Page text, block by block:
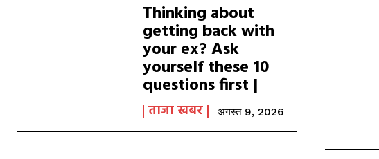
Thinking about
getting back with
your ex? Ask
yourself these 10
questions first |
ताजा खबर अगस्त 9, 2026